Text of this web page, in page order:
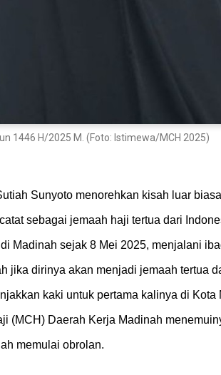
1446 H/2025 M. (Foto: Istimewa/MCH 2025)
Sunyoto menorehkan kisah luar
sebagai jemaah haji tertua dari
Madinah sejak 8 Mei 2025, menjalani
jika dirinya akan menjadi jemaah tertua
kaki untuk pertama kalinya di Kota
(MCH) Daerah Kerja Madinah
memulai obrolan.